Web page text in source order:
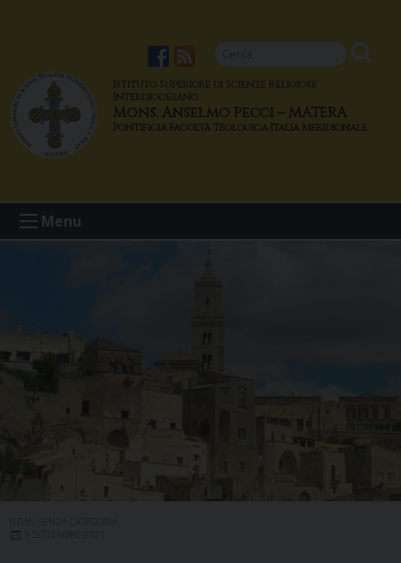
t
n
Istituto Superiore di Scienze Religiose
Interdiocesano
Mons. Anselmo Pecci – MATERA
Menu
NEWS
SENZA CATEGORIA
9 SETTEMBRE 2021